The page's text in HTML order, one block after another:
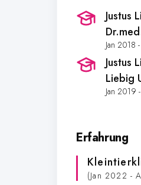
Justus
Jan 2018
Justus
Liebig
Jan 2019
Erfahrung
(Jan 2022 -